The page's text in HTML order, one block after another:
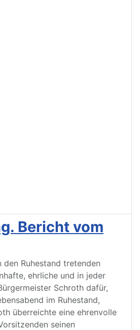
Bericht vom
Ruhestand tretenden
ehrliche und in jeder
Schroth dafür,
im Ruhestand,
überreichte eine ehrenvolle
seinen